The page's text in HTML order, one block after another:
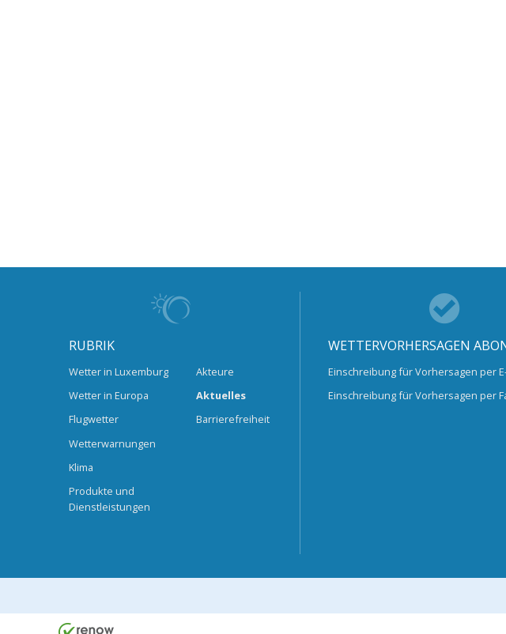
RUBRIK
Wetter in Luxemburg
Wetter in Europa
Flugwetter
Wetterwarnungen
Klima
Produkte und
Dienstleistungen
Akteure
Aktuelles
Barrierefreiheit
WETTERVORHERSAGEN
Einschreibung für Vorhersagen per
Einschreibung für Vorhersagen per